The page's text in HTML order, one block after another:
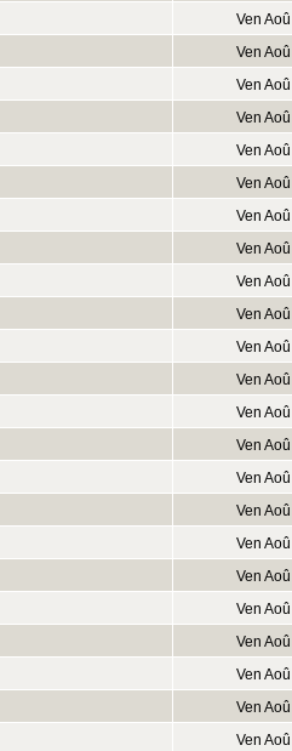
Ven
Ven
Ven
Ven
Ven
Ven
Ven
Ven
Ven
Ven
Ven
Ven
Ven
Ven
Ven
Ven
Ven
Ven
Ven
Ven
Ven
Ven
Ven